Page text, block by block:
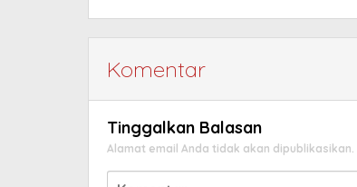
Komentar
Tinggalkan Balasan
Alamat email Anda tidak akan dipublikasikan.